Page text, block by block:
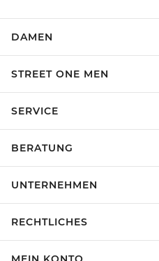
DAMEN
STREET ONE MEN
SERVICE
BERATUNG
UNTERNEHMEN
RECHTLICHES